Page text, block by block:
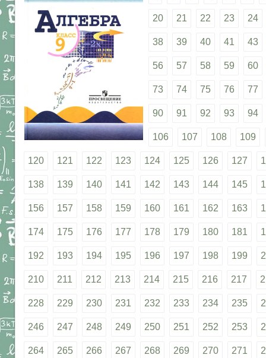
20 21 22 23 24
38 39 40 41 43
56 57 58 59 60
73 74 75 76 77
90 91 92 93 94
106 107 108 109
120 121 122 123 124 125 126 127
138 139 140 141 142 143 144 145
156 157 158 159 160 161 162 163
174 175 176 177 178 179 180 181
192 193 194 195 196 197 198 199
210 211 212 213 214 215 216 217
228 229 230 231 232 233 234 235
246 247 248 249 250 251 252 253
264 265 266 267 268 269 270 271